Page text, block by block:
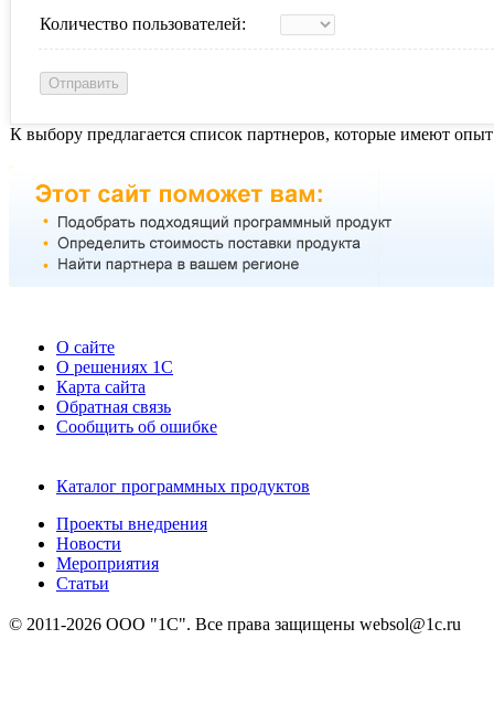
Количество пользователей:
К выбору предлагается список партнеров, которые имеют
О сайте
О решениях 1С
Карта сайта
Обратная связь
Сообщить об ошибке
Каталог программных продуктов
Проекты внедрения
Новости
Мероприятия
Статьи
© 2011-2026 ООО "1С". Все права защищены websol@1c.ru